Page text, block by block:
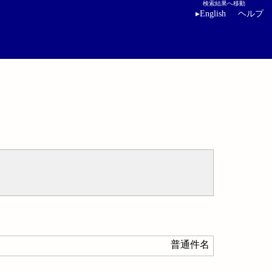
検索結果へ移動
▸English ヘルプ
普通件名